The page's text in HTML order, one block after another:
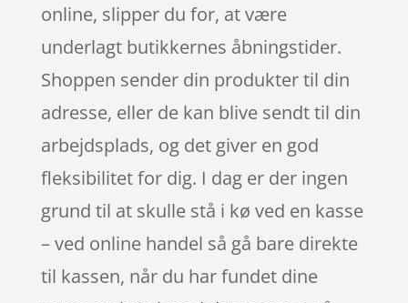
online, slipper du for, at være
underlagt butikkernes åbningstider.
Shoppen sender din produkter til din
adresse, eller de kan blive sendt til din
arbejdsplads, og det giver en god
fleksibilitet for dig. I dag er der ingen
grund til at skulle stå i kø ved en kasse
– ved online handel så gå bare direkte
til kassen, når du har fundet dine